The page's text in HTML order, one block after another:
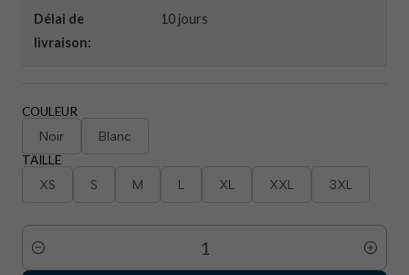
Délai de
livraison:
10 jours
COULEUR
Noir Blanc
TAILLE
XS S M L XL XXL 3XL
Quantité